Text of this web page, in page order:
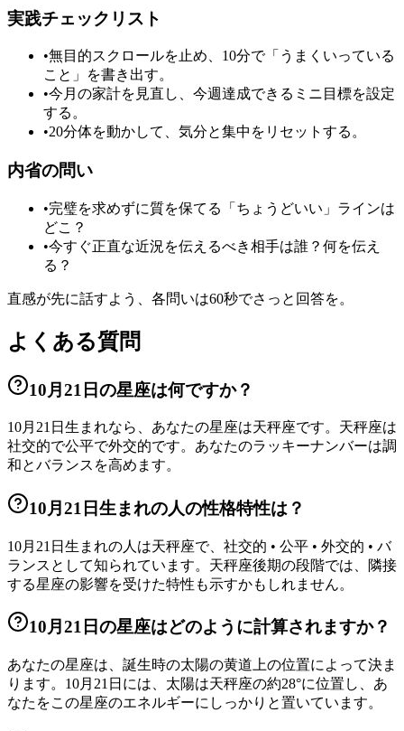
実践チェックリスト
•無目的スクロールを止め、10分で「うまくいっている
こと」を書き出す。
•今月の家計を見直し、今週達成できるミニ目標を設定
する。
•20分体を動かして、気分と集中をリセットする。
内省の問い
•完璧を求めずに質を保てる「ちょうどいい」ラインは
どこ？
•今すぐ正直な近況を伝えるべき相手は誰？何を伝え
る？
直感が先に話すよう、各問いは60秒でさっと回答を。
よくある質問
10月21日の星座は何ですか？
10月21日生まれなら、あなたの星座は天秤座です。天秤座は
社交的で公平で外交的です。あなたのラッキーナンバーは調
和とバランスを高めます。
10月21日生まれの人の性格特性は？
10月21日生まれの人は天秤座で、社交的 • 公平 • 外交的 • バ
ランスとして知られています。天秤座後期の段階では、隣接
する星座の影響を受けた特性も示すかもしれません。
10月21日の星座はどのように計算されますか？
あなたの星座は、誕生時の太陽の黄道上の位置によって決ま
ります。10月21日には、太陽は天秤座の約28°に位置し、あ
なたをこの星座のエネルギーにしっかりと置いています。